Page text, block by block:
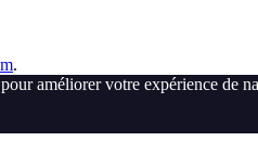
.
améliorer votre expérience